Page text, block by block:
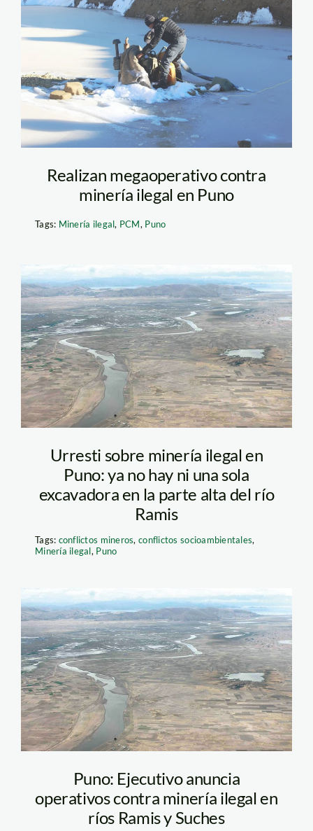
interdicción en puno
Realizan megaoperativo contra
minería ilegal en Puno
Tags: Minería ilegal, PCM, Puno
rio_ramis_larepublica
Urresti sobre minería ilegal en
Puno: ya no hay ni una sola
excavadora en la parte alta del río
Ramis
Tags: conflictos mineros,conflictos socioambientales,
Minería ilegal, Puno
rio_ramis_larepublica
Puno: Ejecutivo anuncia
operativos contra minería ilegal en
ríos Ramis y Suches